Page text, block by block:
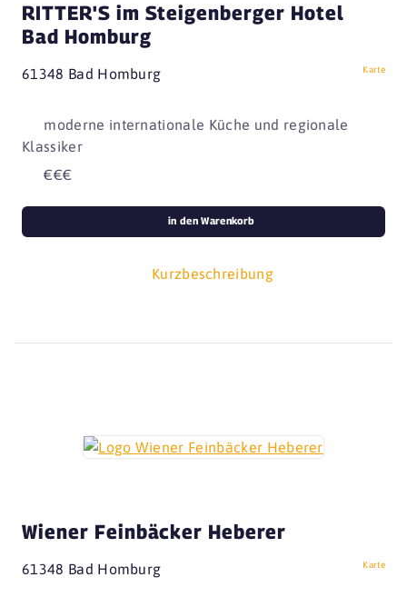
RITTER'S im Steigenberger Hotel
Bad Homburg
61348 Bad Homburg Karte
moderne internationale Küche und regionale
Klassiker
€€€
Kurzbeschreibung
in den Warenkorb
Wiener Feinbäcker Heberer
61348 Bad Homburg Karte